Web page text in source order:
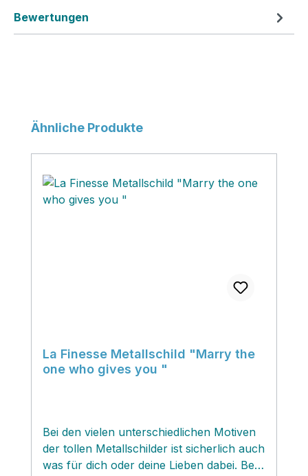
Bewertungen
Produktgalerie überspringen
Ähnliche Produkte
La Finesse Metallschild "Marry the
one who gives you "
Bei den vielen unterschiedlichen Motiven
der tollen Metallschilder ist sicherlich auch
was für dich oder deine Lieben dabei. Bei